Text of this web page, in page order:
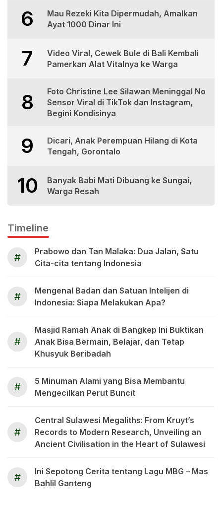
6
Mau Rezeki Kita Dipermudah, Amalkan
Ayat 1000 Dinar Ini
7
Video Viral, Cewek Bule di Bali Kembali
Pamerkan Alat Vitalnya ke Warga
8
Foto Christine Lee Silawan Meninggal No
Sensor Viral di TikTok dan Instagram,
Begini Kondisinya
9
Dicari, Anak Perempuan Hilang di Kota
Tengah, Gorontalo
10
Banyak Babi Mati Dibuang ke Sungai,
Warga Resah
Timeline
#
Prabowo dan Tan Malaka: Dua Jalan, Satu
Cita-cita tentang Indonesia
#
Mengenal Badan dan Satuan Intelijen di
Indonesia: Siapa Melakukan Apa?
#
Masjid Ramah Anak di Bangkep Ini Buktikan
Anak Bisa Bermain, Belajar, dan Tetap
Khusyuk Beribadah
#
5 Minuman Alami yang Bisa Membantu
Mengecilkan Perut Buncit
#
Central Sulawesi Megaliths: From Kruyt’s
Records to Modern Research, Unveiling an
Ancient Civilisation in the Heart of Sulawesi
#
Ini Sepotong Cerita tentang Lagu MBG – Mas
Bahlil Ganteng